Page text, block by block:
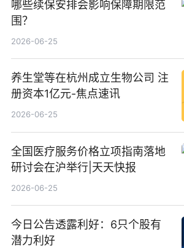
哪些续保安排会影响保障期限范
围？
2026-06-25
养生堂等在杭州成立生物公司 注
册资本1亿元-焦点速讯
2026-06-25
全国医疗服务价格立项指南落地
研讨会在沪举行|天天快报
2026-06-25
今日公告透露利好：6只个股有
潜力利好